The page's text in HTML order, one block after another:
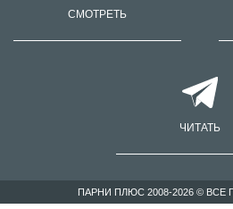
СМОТРЕТЬ
ЧИТАТЬ
ПАРНИ ПЛЮС 2008-2026 ©